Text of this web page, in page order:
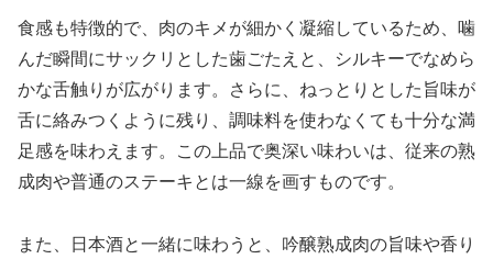
食感も特徴的で、肉のキメが細かく凝縮しているため、噛
んだ瞬間にサックリとした歯ごたえと、シルキーでなめら
かな舌触りが広がります。さらに、ねっとりとした旨味が
舌に絡みつくように残り、調味料を使わなくても十分な満
足感を味わえます。この上品で奥深い味わいは、従来の熟
成肉や普通のステーキとは一線を画すものです。
また、日本酒と一緒に味わうと、吟醸熟成肉の旨味や香り